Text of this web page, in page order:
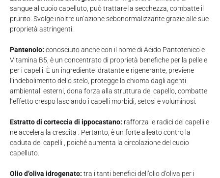
sangue al cuoio capelluto, può trattare la secchezza, combatte il
prurito. Svolge inoltre un’azione sebonormalizzante grazie alle sue
proprietà astringenti.
Pantenolo: conosciuto anche con il nome di Acido Pantotenico e
Vitamina B5, è un concentrato di proprietà benefiche per la pelle e
per i capelli. È un ingrediente idratante e rigenerante, previene
l’indebolimento dello stelo, protegge la chioma dagli agenti
ambientali esterni, dona forza alla struttura del capello, combatte
l’effetto crespo lasciando i capelli morbidi, setosi e voluminosi.
Estratto di corteccia di ippocastano: rafforza le radici dei capelli e
ne accelera la crescita . Pertanto, è un forte alleato contro la
caduta dei capelli , poiché aumenta la circolazione del cuoio
capelluto.
Olio d’oliva idrogenato: tra i tanti benefici dell’olio d’oliva per i